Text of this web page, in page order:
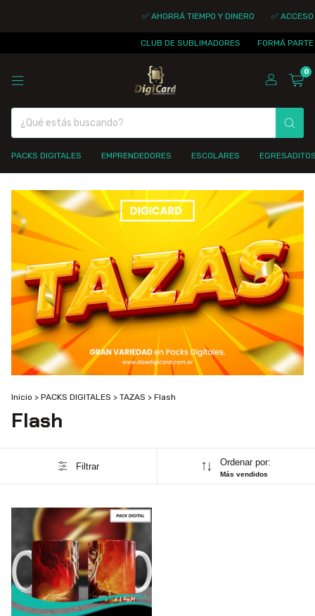
✅ AHORRÁ TIEMPO Y DINERO ✅ ACCESO
CLUB DE SUBLIMADORES FORMÁ PARTE
0
PACKS DIGITALES EMPRENDEDORES ESCOLARES
Inicio > PACKS DIGITALES > TAZAS > Flash
Flash
Filtrar Ordenar por:
Más vendidos